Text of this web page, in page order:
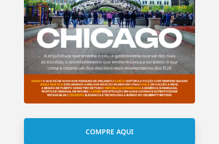
COMPRE AQUI